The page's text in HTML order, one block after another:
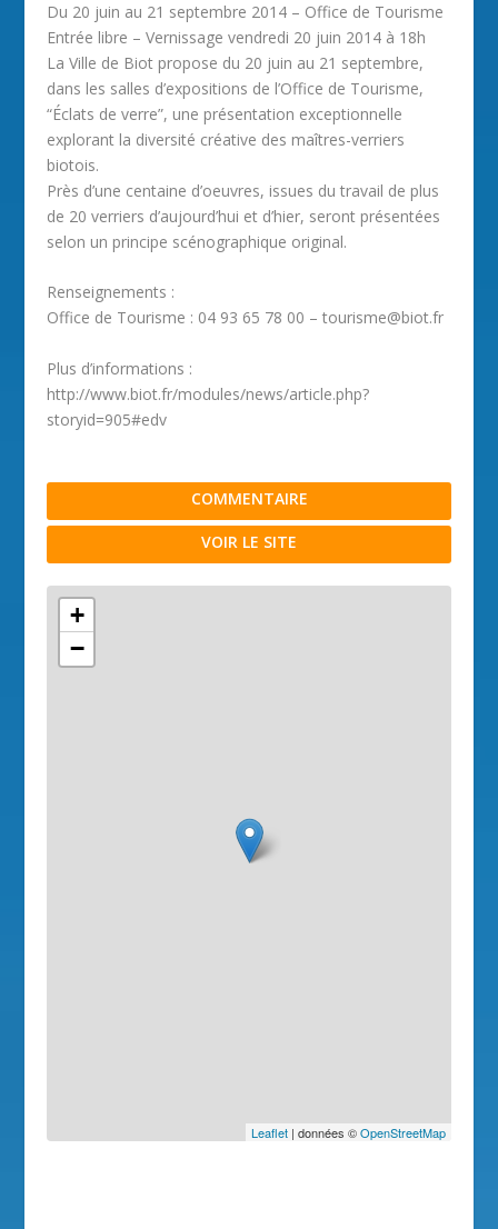
Du 20 juin au 21 septembre 2014 – Office de Tourisme
Entrée libre – Vernissage vendredi 20 juin 2014 à 18h
La Ville de Biot propose du 20 juin au 21 septembre,
dans les salles d’expositions de l’Office de Tourisme,
“Éclats de verre”, une présentation exceptionnelle
explorant la diversité créative des maîtres-verriers
biotois.
Près d’une centaine d’oeuvres, issues du travail de plus
de 20 verriers d’aujourd’hui et d’hier, seront présentées
selon un principe scénographique original.
Renseignements :
Office de Tourisme : 04 93 65 78 00 – tourisme@biot.fr
Plus d’informations :
http://www.biot.fr/modules/news/article.php?
storyid=905#edv
COMMENTAIRE
VOIR LE SITE
+
−
Leaflet| données ©OpenStreetMap